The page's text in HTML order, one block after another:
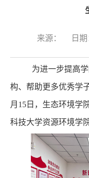
来源： 日
为进一步提高
构、帮助更多优秀学
月15日，生态环境学
科技大学资源环境学